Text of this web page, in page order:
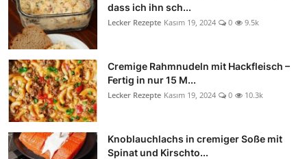
dass ich ihn sch...
Lecker Rezepte Kasım 19, 2024 0 9.5k
Cremige Rahmnudeln mit Hackfleisch –
Fertig in nur 15 M...
Lecker Rezepte Kasım 19, 2024 0 10.3k
Knoblauchlachs in cremiger Soße mit
Spinat und Kirschto...